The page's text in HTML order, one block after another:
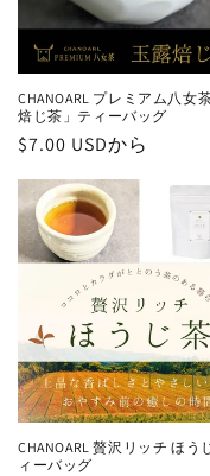
CHANOARL プレミアム八女
焙じ茶」ティーバッグ
通
常
価
格
$7.00 USDから
CHANOARL 贅沢リッチ ほう
ィーバッグ